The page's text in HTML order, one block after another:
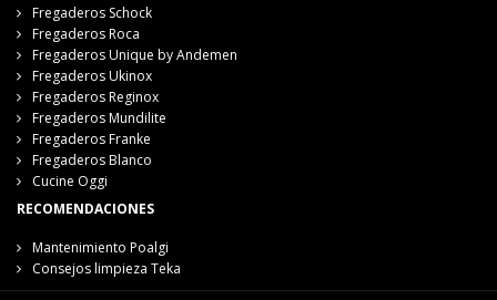
Fregaderos Schock
Fregaderos Roca
Fregaderos Unique by Andemen
Fregaderos Ukinox
Fregaderos Reginox
Fregaderos Mundilite
Fregaderos Franke
Fregaderos Blanco
Cucine Oggi
RECOMENDACIONES
Mantenimiento Poalgi
Consejos limpieza Teka